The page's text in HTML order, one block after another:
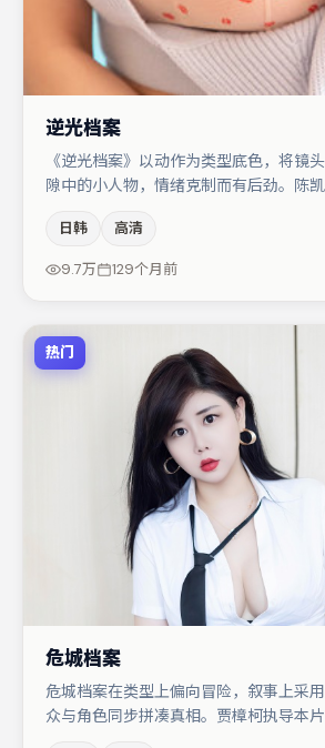
逆光档案
《逆光档案》以动作为类型底色，将镜
隙中的小人物，情绪克制而有后劲。陈
王景春与弗洛伦丝·皮尤的对手戏构成全
文则以细节塑造推动谜题层层揭开。整
日韩 高清
9.7万 129个月前
热门
危城档案
危城档案在类型上偏向冒险，叙事上采
众与角色同步拼凑真相。贾樟柯执导本